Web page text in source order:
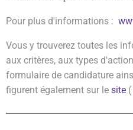
Pour plus d'informations :
Vous y trouverez toutes les
aux critères, aux types
formulaire de candidature
figurent également sur le site